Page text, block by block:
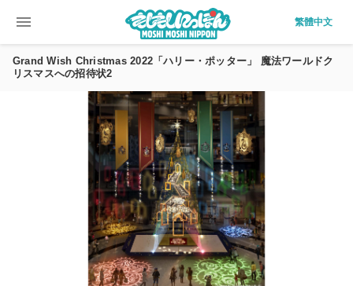
menu 繁體中文
Grand Wish Christmas 2022「ハリー・ポッター」 魔法ワールドク
リスマスへの招待状2